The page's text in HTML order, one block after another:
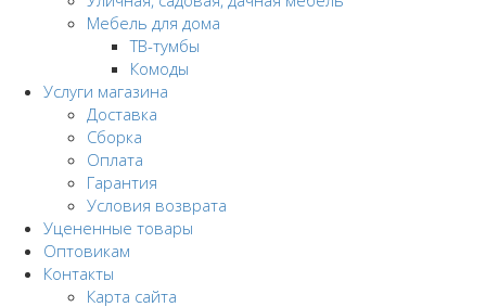
Мебель для дома
ТВ-тумбы
Комоды
Услуги магазина
Доставка
Сборка
Оплата
Гарантия
Условия возврата
Уцененные товары
Оптовикам
Контакты
Карта сайта